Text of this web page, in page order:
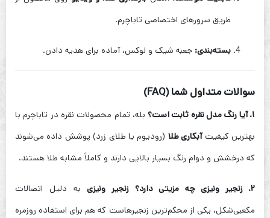
طریق سرورهای اختصاصی تاباچرم.
بسته‌بندی: جعبه شیک و لوکس، آماده برای هدیه دادن.
سوالات متداول شما (FAQ)
۱. آیا رنگ مدل نقره ثابت است؟
بله، تمام محصولات نقره در تاباچرم با
بهترین کیفیتآبکاری طلا (رودیوم یا طلای زرد) پوشش داده می‌شوند
که درخشش و دوام رنگ بسیار بالایی دارند و کاملاً مشابه طلا هستند.
۲. زنجیر ونیزی چه مزیتی دارد؟ زنجیر ونیزیبه دلیل اتصالات
مکعبی‌شکل، یکی از محکم‌ترین زنجیرهاست که هم برای استفاده روزمره